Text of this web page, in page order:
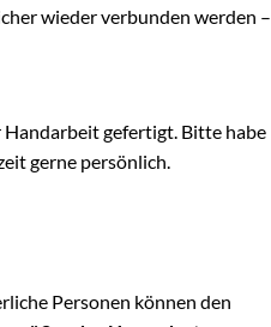
wieder verbunden werden –
Handarbeit gefertigt. Bitte habe
gerne persönlich.
Personen können den